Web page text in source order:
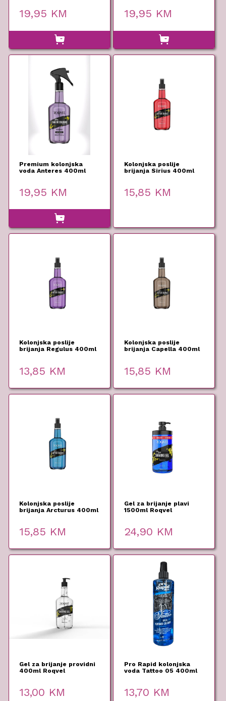
19,95 KM 19,95 KM
Premium kolonjska
voda Anteres 400ml
19,95 KM
Kolonjska poslije
brijanja Sirius 400ml
15,85 KM
Kolonjska poslije
brijanja Regulus 400ml
13,85 KM
Kolonjska poslije
brijanja Capella 400ml
15,85 KM
Kolonjska poslije
brijanja Arcturus 400ml
15,85 KM
Gel za brijanje plavi
1500ml Roqvel
24,90 KM
Gel za brijanje providni
400ml Roqvel
13,00 KM
Pro Rapid kolonjska
voda Tattoo 05 400ml
13,70 KM